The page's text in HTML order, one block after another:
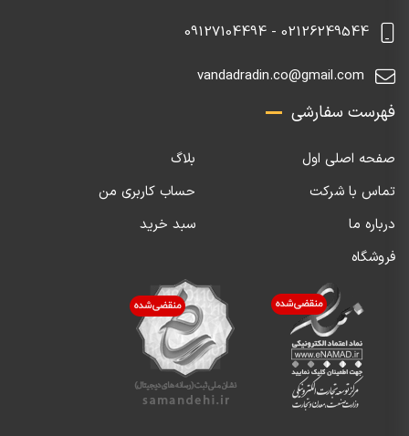
02126249544 - 09127104494
vandadradin.co@gmail.com
فهرست سفارشی
صفحه اصلی اول
بلاگ
تماس با شرکت
حساب کاربری من
درباره ما
سبد خرید
فروشگاه